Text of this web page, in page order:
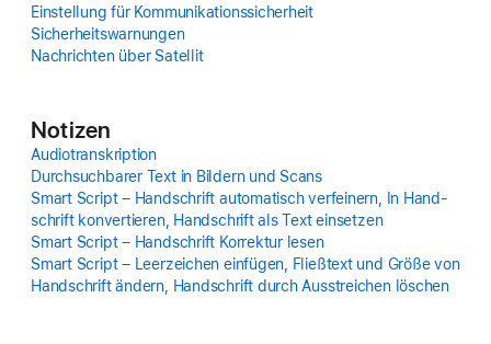
Einstellung für Kommu­ni­kations­sicherheit
Sicher­heits­warnungen
Nach­richten über Satellit
Notizen
Audiotranskription
Durchsuchbarer Text in Bildern und Scans
Smart Script – Hand­schrift auto­ma­tisch verfeinern, In Hand­
schrift konver­tieren, Hand­schrift als Text ein­setzen
Smart Script – Hand­schrift Korrektur lesen
Smart Script – Leer­zeichen einfügen, Fließtext und Größe von
Hand­schrift ändern, Hand­schrift durch Ausstreichen löschen